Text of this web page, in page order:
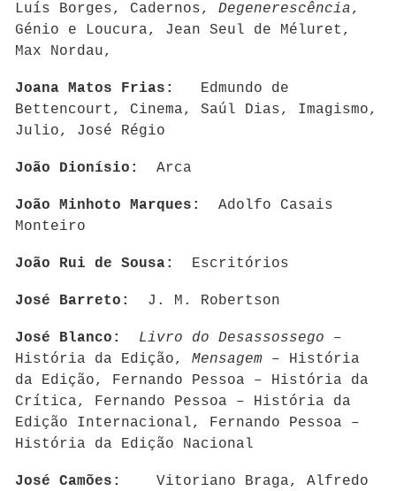
Luís Borges, Cadernos, Degenerescência,
Génio e Loucura, Jean Seul de Méluret,
Max Nordau,
Joana Matos Frias: Edmundo de
Bettencourt, Cinema, Saúl Dias, Imagismo,
Julio, José Régio
João Dionísio: Arca
João Minhoto Marques: Adolfo Casais
Monteiro
João Rui de Sousa: Escritórios
José Barreto: J. M. Robertson
José Blanco: Livro do Desassossego –
História da Edição, Mensagem – História
da Edição, Fernando Pessoa – História da
Crítica, Fernando Pessoa – História da
Edição Internacional, Fernando Pessoa –
História da Edição Nacional
José Camões:
Vitoriano Braga, Alfredo